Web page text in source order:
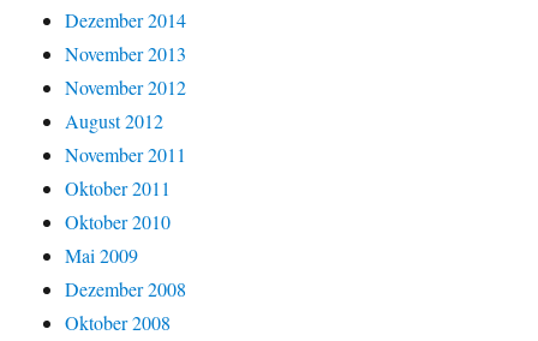
Dezember 2014
November 2013
November 2012
August 2012
November 2011
Oktober 2011
Oktober 2010
Mai 2009
Dezember 2008
Oktober 2008